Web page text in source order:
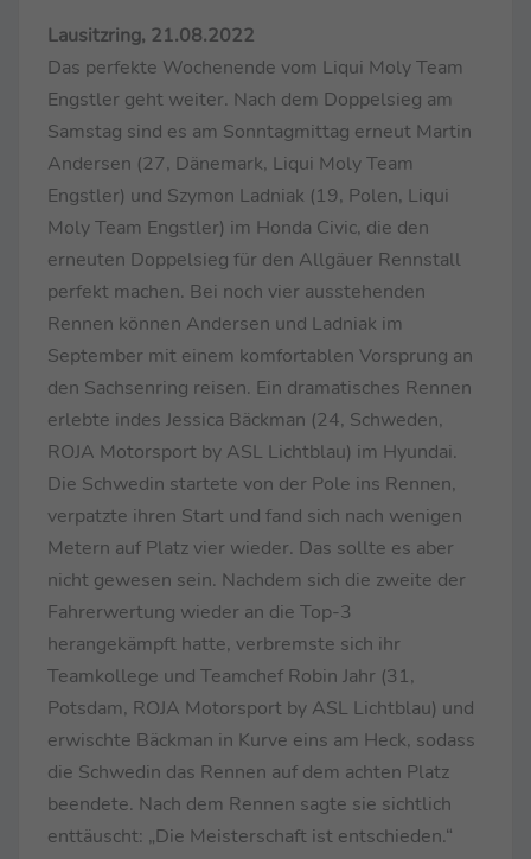
Lausitzring, 21.08.2022
Das perfekte Wochenende vom Liqui Moly Team
Engstler geht weiter. Nach dem Doppelsieg am
Samstag sind es am Sonntagmittag erneut Martin
Andersen (27, Dänemark, Liqui Moly Team
Engstler) und Szymon Ladniak (19, Polen, Liqui
Moly Team Engstler) im Honda Civic, die den
erneuten Doppelsieg für den Allgäuer Rennstall
perfekt machen. Bei noch vier ausstehenden
Rennen können Andersen und Ladniak im
September mit einem komfortablen Vorsprung an
den Sachsenring reisen. Ein dramatisches Rennen
erlebte indes Jessica Bäckman (24, Schweden,
ROJA Motorsport by ASL Lichtblau) im Hyundai.
Die Schwedin startete von der Pole ins Rennen,
verpatzte ihren Start und fand sich nach wenigen
Metern auf Platz vier wieder. Das sollte es aber
nicht gewesen sein. Nachdem sich die zweite der
Fahrerwertung wieder an die Top-3
herangekämpft hatte, verbremste sich ihr
Teamkollege und Teamchef Robin Jahr (31,
Potsdam, ROJA Motorsport by ASL Lichtblau) und
erwischte Bäckman in Kurve eins am Heck, sodass
die Schwedin das Rennen auf dem achten Platz
beendete. Nach dem Rennen sagte sie sichtlich
enttäuscht: „Die Meisterschaft ist entschieden.“